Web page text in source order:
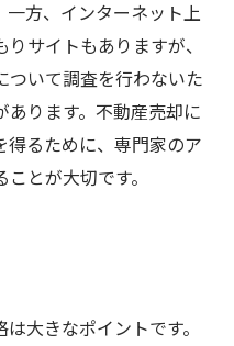
方、インターネット上
サイトもありますが、
ついて調査を行わないた
ります。不動産売却に
得るために、専門家のア
とが大切です。
大きなポイントです。